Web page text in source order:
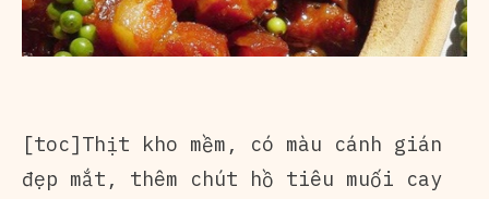
[toc]Thịt kho mềm, có màu cánh gián
đẹp mắt, thêm chút hồ tiêu muối cay